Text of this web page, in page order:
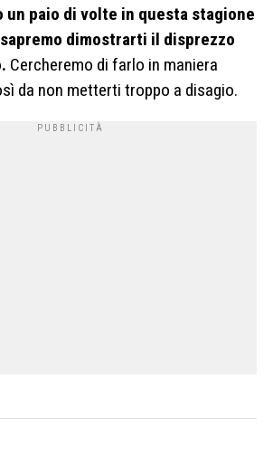
un paio di volte in questa stagione
dimostrarti il disprezzo
Cercheremo di farlo in maniera
da non metterti troppo a disagio.